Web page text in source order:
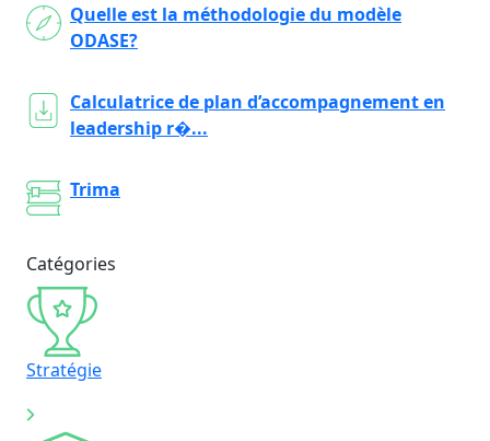
Quelle est la méthodologie du modèle
ODASE?
Calculatrice de plan d’accompagnement en
leadership r�...
Trima
Catégories
Stratégie